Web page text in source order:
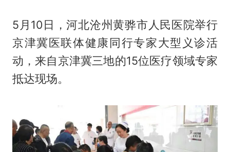
5月10日，河北沧州黄骅市人民医院举行
京津冀医联体健康同行专家大型义诊活
动，来自京津冀三地的15位医疗领域专家
抵达现场。